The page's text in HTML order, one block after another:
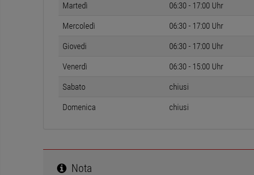
Martedì 06:30 - 17:00 Uhr
Mercoledì 06:30 - 17:00 Uhr
Giovedi 06:30 - 17:00 Uhr
Venerdì 06:30 - 15:00 Uhr
Sabato chiusi
Domenica chiusi
Nota